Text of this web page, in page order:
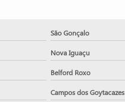
São Gonçalo
Nova Iguaçu
Belford Roxo
Campos dos Goytacazes